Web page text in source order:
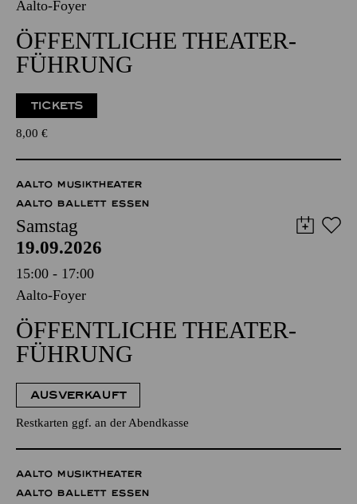
Aalto-Foyer
ÖFFENTLICHE THEATER­
FÜHRUNG
TICKETS
8,00 €
AALTO MUSIKTHEATER
AALTO BALLETT ESSEN
Samstag
19.09.2026
15:00 - 17:00
Aalto-Foyer
ÖFFENTLICHE THEATER­
FÜHRUNG
AUSVERKAUFT
Restkarten ggf. an der Abendkasse
AALTO MUSIKTHEATER
AALTO BALLETT ESSEN